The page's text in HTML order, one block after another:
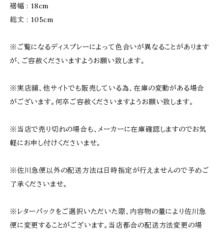
裾幅 : 18cm
総丈 : 105cm
※ご覧になるディスプレーによって色合いが異なることがあります
が、ご容赦くださいますようお願い致します。
※実店舗、他サイトでも販売している為、在庫の変動がある場合
がございます。何卒ご容赦くださいますようお願い致します。
※当店で売り切れの場合も、メーカーに在庫確認しますのでお気
軽にお申し付けくださいませ。
※佐川急便以外の配送方法は日時指定が行えませんので予めご
了承くださいませ。
※レターパックをご選択いただいた際、内容物の量により佐川急
便に変更することがございます。当店都合の配送方法変更の場